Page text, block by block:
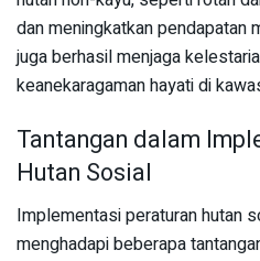
dan meningkatkan pendapatan
juga berhasil menjaga
keanekaragaman hayati di
Tantangan dalam
Hutan Sosial
Implementasi peraturan hutan
menghadapi beberapa